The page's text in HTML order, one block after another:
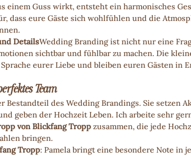
einem Guss wirkt, entsteht ein harmonisches
dass eure Gäste sich wohlfühlen und die
DetailsWedding Branding ist nicht nur eine
sichtbar und fühlbar zu machen. Die
eurer Liebe und bleiben euren Gästen in
Team
Bestandteil des Wedding Brandings. Sie setzen
geben der Hochzeit Leben. Ich arbeite sehr
von Blickfang Tropp zusammen, die jede
bringen.
Tropp: Pamela bringt eine besondere Note in